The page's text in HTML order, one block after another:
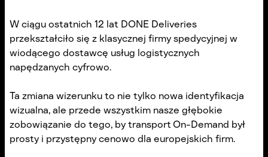
W ciągu ostatnich 12 lat DONE Deliveries
przekształciło się z klasycznej firmy spedycyjnej w
wiodącego dostawcę usług logistycznych
napędzanych cyfrowo.
Ta zmiana wizerunku to nie tylko nowa identyfikacja
wizualna, ale przede wszystkim nasze głębokie
zobowiązanie do tego, by transport On-Demand był
prosty i przystępny cenowo dla europejskich firm.